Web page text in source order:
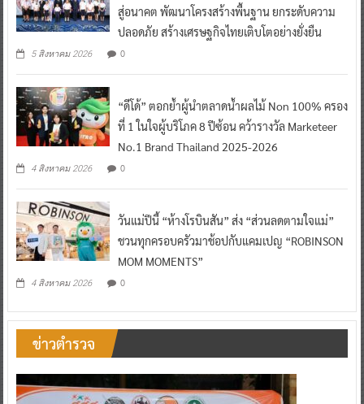
สู่อนาคต พัฒนาโครงสร้างพื้นฐาน ยกระดับความ
ปลอดภัย สร้างเศรษฐกิจไทยเติบโตอย่างยั่งยืน
5 สิงหาคม 2026 0
“ดีโด้” ตอกย้ำผู้นำตลาดน้ำผลไม้ Non 100% ครอง
ที่ 1 ในใจผู้บริโภค 8 ปีซ้อน คว้ารางวัล Marketeer
No.1 Brand Thailand 2025-2026
4 สิงหาคม 2026 0
วันแม่ปีนี้ “ห้างโรบินสัน” ส่ง “ส่วนลดตามใจแม่”
ชวนทุกครอบครัวมาช้อปกับแคมเปญ “ROBINSON
MOM MOMENTS”
4 สิงหาคม 2026 0
ข่าวตำรวจ